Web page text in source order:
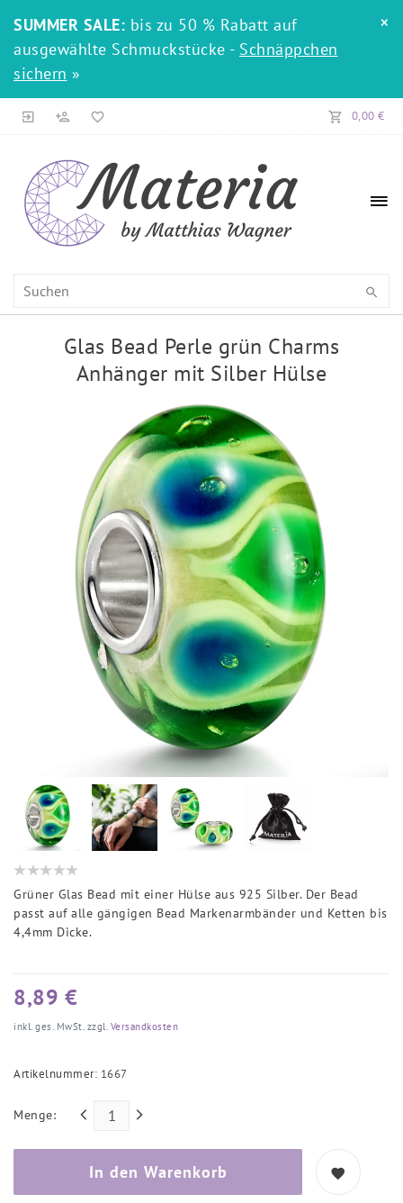
SUMMER SALE: bis zu 50 % Rabatt auf
ausgewählte Schmuckstücke - Schnäppchen
sichern »
×
0,00 €
Glas Bead Perle grün Charms
Anhänger mit Silber Hülse
Grüner Glas Bead mit einer Hülse aus 925 Silber. Der Bead
passt auf alle gängigen Bead Markenarmbänder und Ketten bis
4,4mm Dicke.
8,89 €
inkl. ges. MwSt. zzgl. Versandkosten
Artikelnummer: 1667
Menge:
In den Warenkorb